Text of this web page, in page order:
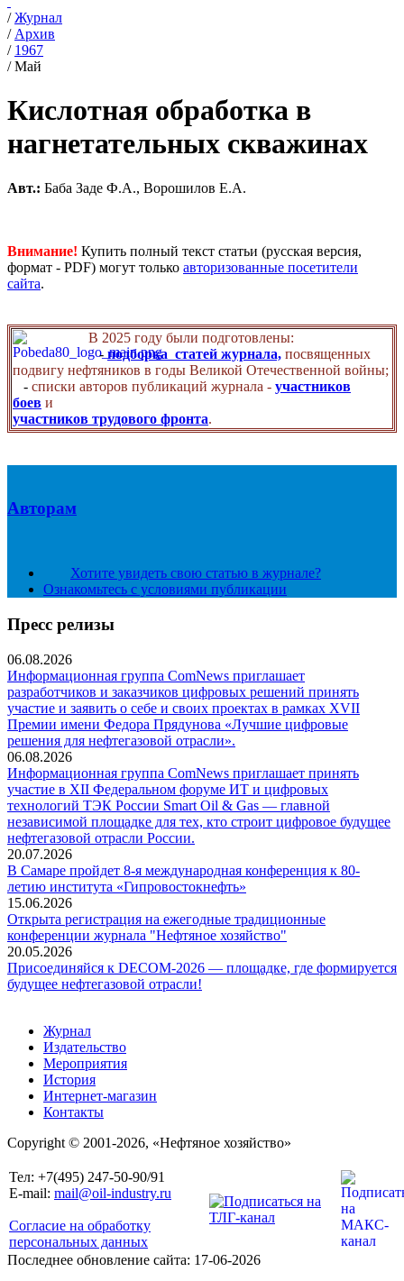
/Журнал
/ Архив
/ 1967
/Май
Кислотная обработка в
нагнетательных скважинах
Авт.: Баба Заде Ф.А., Ворошилов Е.А.
Внимание! Купить полный текст статьи (русская версия,
формат - PDF) могут только авторизованные посетители
сайта.
В 2025 году были подготовлены:
- подборка статей журнала, посвященных
подвигу нефтяников в годы Великой Отечественной войны;
- списки авторов публикаций журнала - участников
боев и
участников трудового фронта.
Авторам
Хотите увидеть свою статью в журнале?
Ознакомьтесь с условиями публикации
Пресс релизы
06.08.2026
Информационная группа ComNews приглашает
разработчиков и заказчиков цифровых решений принять
участие и заявить о себе и своих проектах в рамках XVII
Премии имени Федора Прядунова «Лучшие цифровые
решения для нефтегазовой отрасли».
06.08.2026
Информационная группа ComNews приглашает принять
участие в XII Федеральном форуме ИТ и цифровых
технологий ТЭК России Smart Oil & Gas — главной
независимой площадке для тех, кто строит цифровое будущее
нефтегазовой отрасли России.
20.07.2026
В Самаре пройдет 8-я международная конференция к 80-
летию института «Гипровостокнефть»
15.06.2026
Открыта регистрация на ежегодные традиционные
конференции журнала "Нефтяное хозяйство"
20.05.2026
Присоединяйся к DECOM-2026 — площадке, где формируется
будущее нефтегазовой отрасли!
Журнал
Издательство
Мероприятия
История
Интернет-магазин
Контакты
Copyright © 2001-2026, «Нефтяное хозяйство»
Тел: +7(495) 247-50-90/91
E-mail: mail@oil-industry.ru
Согласие на обработку
персональных данных
Последнее обновление сайта: 17-06-2026